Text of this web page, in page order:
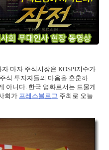
마자 주식시장은 KOSPI지수가
식 투자자들의 마음을 훈훈하
아니다. 한국 영화로서는 드물게
회가 프레스블로그 주최로 오늘